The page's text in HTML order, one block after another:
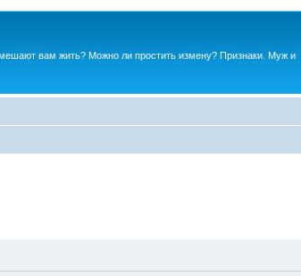
вам жить? Можно ли простить измену? Признаки. Муж и